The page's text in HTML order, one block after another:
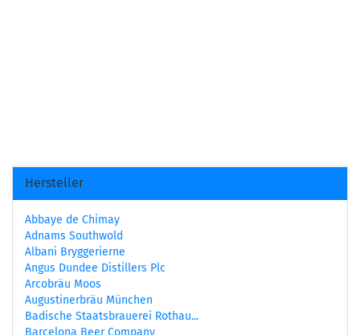
Hersteller
Abbaye de Chimay
Adnams Southwold
Albani Bryggerierne
Angus Dundee Distillers Plc
Arcobräu Moos
Augustinerbräu München
Badische Staatsbrauerei Rothau...
Barcelona Beer Company